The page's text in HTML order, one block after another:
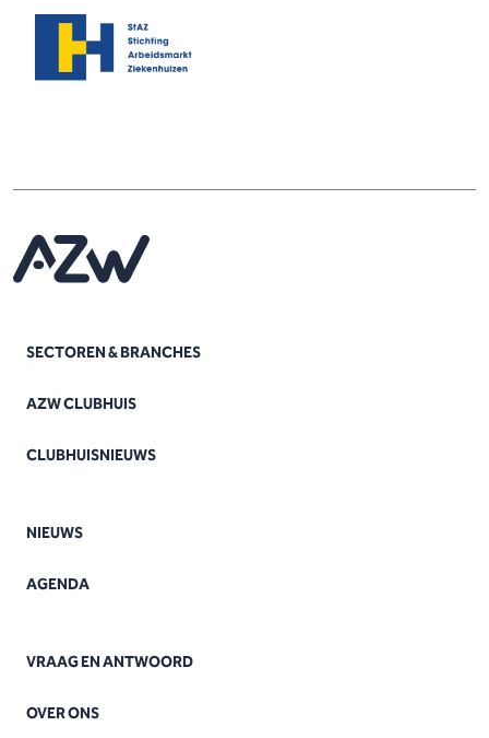
SECTOREN & BRANCHES
AZW CLUBHUIS
CLUBHUISNIEUWS
NIEUWS
AGENDA
VRAAG EN ANTWOORD
OVER ONS